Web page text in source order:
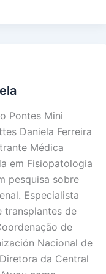
Pontes Mini
Daniela Ferreira
Médica
em Fisiopatologia
pesquisa sobre
Especialista
transplantes de
de
Nacional de
da Central